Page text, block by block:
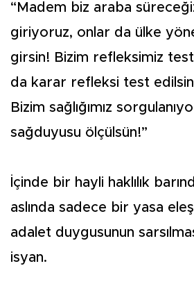
“Madem biz araba
giriyoruz, onlar da ülke
girsin! Bizim refleksimiz
da karar refleksi test
Bizim sağlığımız
sağduyusu ölçülsün!”
İçinde bir hayli haklılık
aslında sadece bir yasa
adalet duygusunun
isyan.